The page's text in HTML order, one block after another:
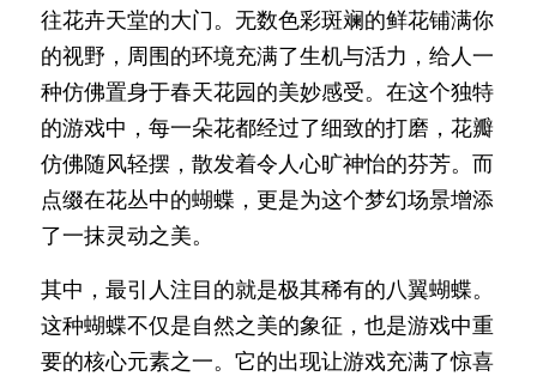
往花卉天堂的大门。无数色彩斑斓的鲜花铺满你
的视野，周围的环境充满了生机与活力，给人一
种仿佛置身于春天花园的美妙感受。在这个独特
的游戏中，每一朵花都经过了细致的打磨，花瓣
仿佛随风轻摆，散发着令人心旷神怡的芬芳。而
点缀在花丛中的蝴蝶，更是为这个梦幻场景增添
了一抹灵动之美。
其中，最引人注目的就是极其稀有的八翼蝴蝶。
这种蝴蝶不仅是自然之美的象征，也是游戏中重
要的核心元素之一。它的出现让游戏充满了惊喜